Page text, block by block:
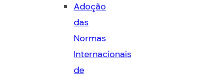
Adoção
das
Normas
Internacionais
de